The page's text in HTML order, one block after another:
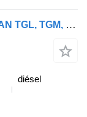
MAN 81.35010-6135 diferencial para MAN TGL, TGM, TGS, TGX (2005-2021) cabeza tractora
diésel